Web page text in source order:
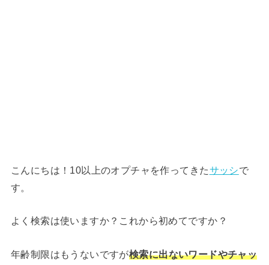
こんにちは！10以上のオプチャを作ってきたサッシで
す。
よく検索は使いますか？これから初めてですか？
年齢制限はもうないですが検索に出ないワードやチャッ